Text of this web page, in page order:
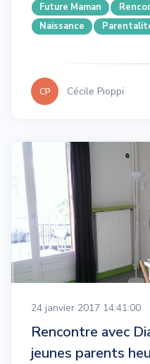
Future Maman
Naissance
CP Cécile Pioppi
24 janvier 2017 14:41:00
Rencontre avec
jeunes parents